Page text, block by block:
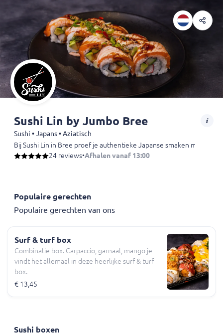
Sushi Lin by Jumbo Bree
Sushi • Japans • Aziatisch
Bij Sushi Lin in Bree proef je authentieke Japanse smaken met
24 reviews•Afhalen vanaf 13:00
Populaire gerechten
Populaire gerechten van ons
Surf & turf box
Combinatie box. Carpaccio, garnaal, mango je
vindt het allemaal in deze heerlijke surf & turf
box.
€ 13,45
Sushi boxen